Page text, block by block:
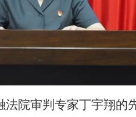
院审判专家丁宇翔